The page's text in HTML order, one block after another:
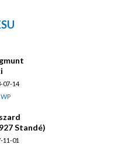
07-14
Standé)
11-01